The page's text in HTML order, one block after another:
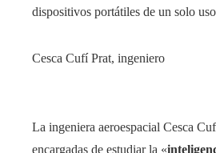
dispositivos portátiles de un solo
Cesca Cufí Prat, ingeniero
La ingeniera aeroespacial Cesca
encargadas de estudiar la «